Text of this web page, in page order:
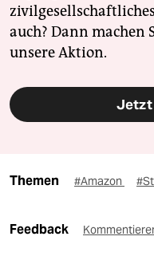
auch? Dann machen
unsere Aktion.
Jetzt
Themen #Amazon
Feedback